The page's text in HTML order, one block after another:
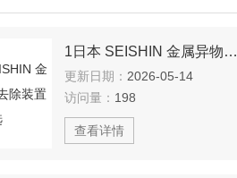
1日本 SEISHIN 金属异物检测去除装置分选
更新日期： 2026-05-14
访问量： 198
查看详情